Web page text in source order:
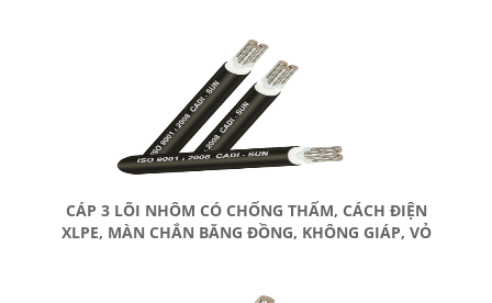
CÁP 3 LÕI NHÔM CÓ CHỐNG THẤM, CÁCH ĐIỆN
XLPE, MÀN CHẮN BĂNG ĐỒNG, KHÔNG GIÁP, VỎ